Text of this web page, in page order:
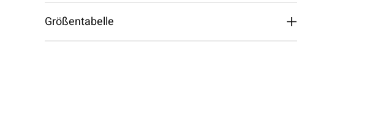
Größentabelle